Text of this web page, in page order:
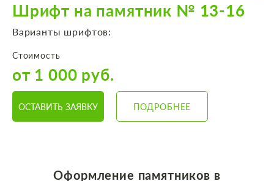
Шрифт на памятник № 13-16
Варианты шрифтов:
Стоимость
от 1 000 руб.
ОСТАВИТЬ ЗАЯВКУ ПОДРОБНЕЕ
Оформление памятников в